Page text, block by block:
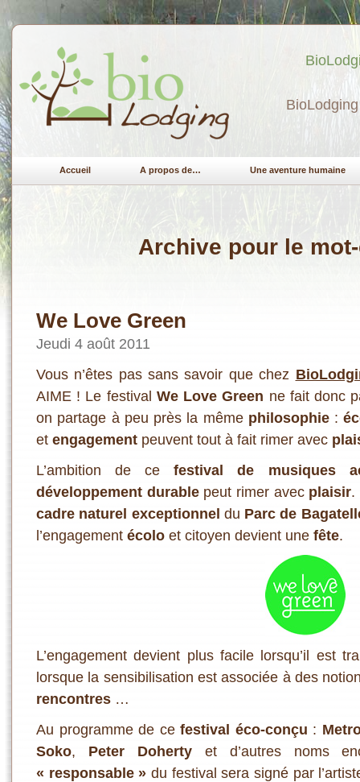
Accueil A propos de… Une aventure humaine
Archive pour le mot-
We Love Green
Jeudi 4 août 2011
Vous n’êtes pas sans savoir que chez
AIME ! Le festival We Love Green ne fait donc
on partage à peu près la même philosophie:
et engagement peuvent tout à fait rimer avec
L’ambition de cefestival de musiques
développement durablepeut rimer avec plaisir.
cadre naturel exceptionnel du Parc de
l’engagement écolo et citoyen devient une fête.
L’engagement devient plus facile lorsqu’il est
lorsque la sensibilisation est associée à des
rencontres …
Au programme de cefestival éco-conçu :
Soko, Peter Dohertyet d’autres noms
« responsable » du festival sera signé par